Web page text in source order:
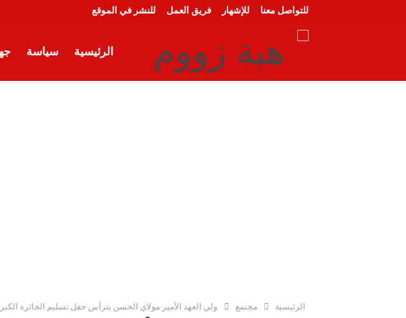
للتواصل معنا للإشهار فريق العمل للنشر في الموقع
الرئيسية سياسة
الرئيسية مجتمع ولي العهد الأمير مولاي الحسن يترأس حفل تسليم الجائزة